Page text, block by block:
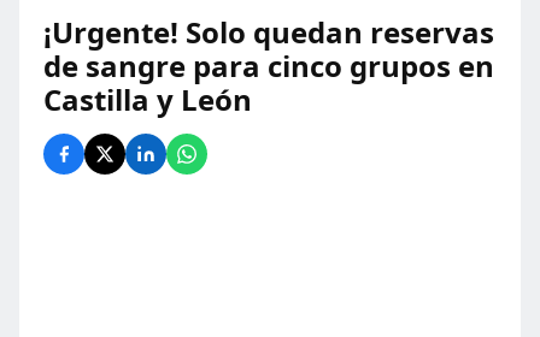
¡Urgente! Solo quedan reservas
de sangre para cinco grupos en
Castilla y León